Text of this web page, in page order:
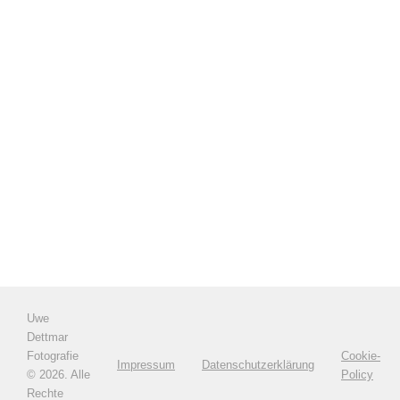
Uwe
Dettmar
Fotografie
© 2026. Alle
Rechte
Impressum Datenschutzerklärung
Cookie-
Policy